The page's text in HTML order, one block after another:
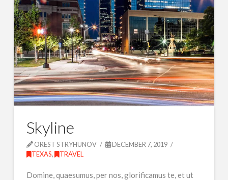
Skyline
OREST STRYHUNOV
DECEMBER 7, 2019
TEXAS, TRAVEL
Domine, quaesumus, per nos, glorificamus te, et ut